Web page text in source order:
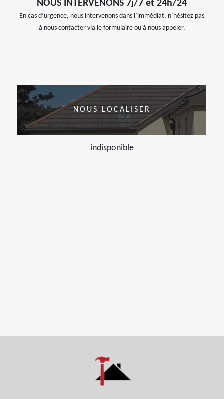
NOUS INTERVENONS 7j/7 et 24h/24
En cas d’urgence, nous intervenons dans l’immédiat, n’hésitez pas
à nous contacter via le formulaire ou à nous appeler.
NOUS LOCALISER
indisponible